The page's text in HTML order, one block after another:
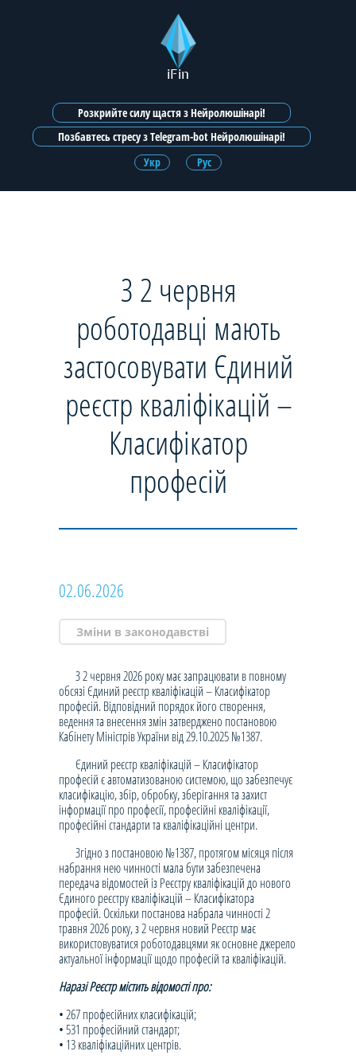
iFin
Розкрийте силу щастя з Нейролюшінарі!
Позбавтесь стресу з Telegram-bot Нейролюшінарі!
Укр
Рус
З 2 червня
роботодавці мають
застосовувати Єдиний
реєстр кваліфікацій –
Класифікатор
професій
02.06.2026
Зміни в законодавстві
З 2 червня 2026 року має запрацювати в повному
обсязі Єдиний реєстр кваліфікацій – Класифікатор
професій. Відповідний порядок його створення,
ведення та внесення змін затверджено постановою
Кабінету Міністрів України від 29.10.2025 №1387.
Єдиний реєстр кваліфікацій – Класифікатор
професій є автоматизованою системою, що забезпечує
класифікацію, збір, обробку, зберігання та захист
інформації про професії, професійні кваліфікації,
професійні стандарти та кваліфікаційні центри.
Згідно з постановою №1387, протягом місяця після
набрання нею чинності мала бути забезпечена
передача відомостей із Реєстру кваліфікацій до нового
Єдиного реєстру кваліфікацій – Класифікатора
професій. Оскільки постанова набрала чинності 2
травня 2026 року, з 2 червня новий Реєстр має
використовуватися роботодавцями як основне джерело
актуальної інформації щодо професій та кваліфікацій.
Наразі Реєстр містить відомості про:
• 267 професійних класифікацій;
• 531 професійний стандарт;
• 13 кваліфікаційних центрів.